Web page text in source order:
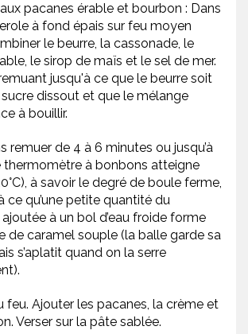
pacanes érable et bourbon : Dans
à fond épais sur feu moyen
le beurre, la cassonade, le
le sirop de maïs et le sel de mer.
jusqu'à ce que le beurre soit
dissout et que le mélange
à bouillir.
remuer de 4 à 6 minutes ou jusqu’à
thermomètre à bonbons atteigne
à savoir le degré de boule ferme,
ce qu’une petite quantité du
à un bol d’eau froide forme
de caramel souple (la balle garde sa
s’aplatit quand on la serre
feu. Ajouter les pacanes, la crème et
Verser sur la pâte sablée.